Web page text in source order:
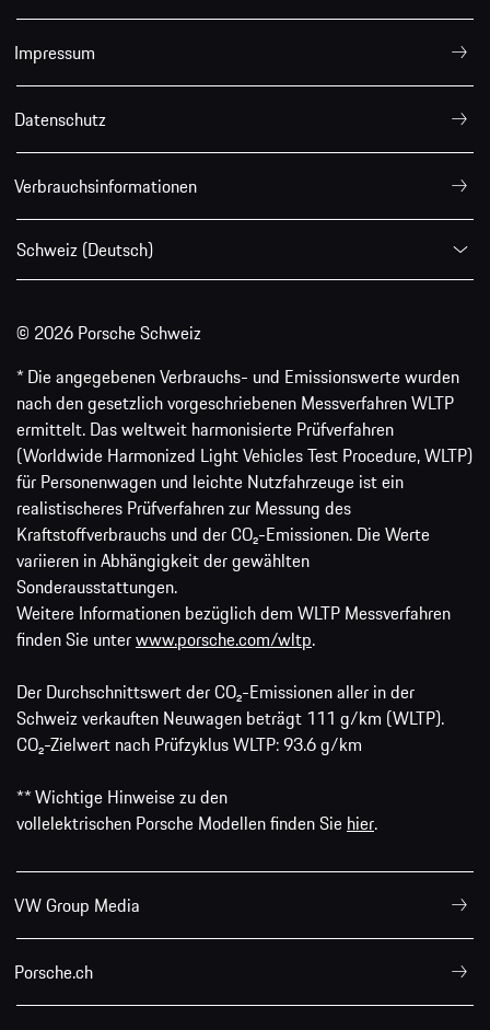
Impressum
Datenschutz
Verbrauchsinformationen
Schweiz (Deutsch)
© 2026 Porsche Schweiz
* Die angegebenen Verbrauchs- und Emissionswerte wurden
nach den gesetzlich vorgeschriebenen Messverfahren WLTP
ermittelt. Das weltweit harmonisierte Prüfverfahren
(Worldwide Harmonized Light Vehicles Test Procedure, WLTP)
für Personenwagen und leichte Nutzfahrzeuge ist ein
realistischeres Prüfverfahren zur Messung des
Kraftstoffverbrauchs und der CO₂-Emissionen. Die Werte
variieren in Abhängigkeit der gewählten
Sonderausstattungen.
Weitere Informationen bezüglich dem WLTP Messverfahren
finden Sie unterwww.porsche.com/wltp.
Der Durchschnittswert der CO₂-Emissionen aller in der
Schweiz verkauften Neuwagen beträgt 111 g/km (WLTP).
CO₂-Zielwert nach Prüfzyklus WLTP: 93.6 g/km
** Wichtige Hinweise zu den
vollelektrischen Porsche Modellen finden Sie hier.
VW Group Media
Porsche.ch